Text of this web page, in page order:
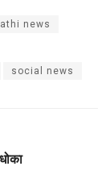
news
social news